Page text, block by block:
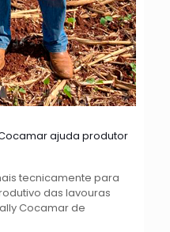
ajuda produtor
tecnicamente para
das lavouras
Cocamar de